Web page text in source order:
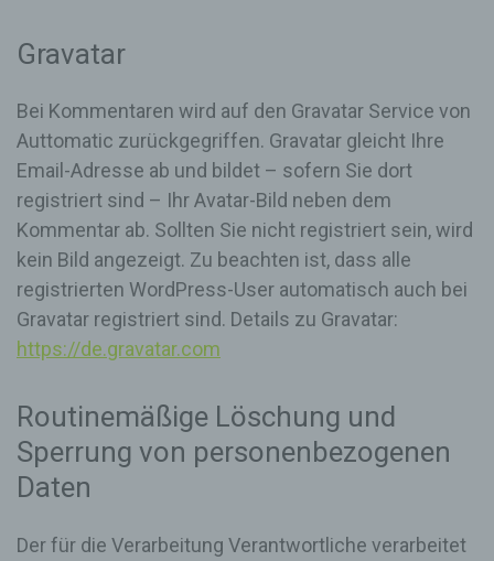
Gravatar
Bei Kommentaren wird auf den Gravatar Service von
Auttomatic zurückgegriffen. Gravatar gleicht Ihre
Email-Adresse ab und bildet – sofern Sie dort
registriert sind – Ihr Avatar-Bild neben dem
Kommentar ab. Sollten Sie nicht registriert sein, wird
kein Bild angezeigt. Zu beachten ist, dass alle
registrierten WordPress-User automatisch auch bei
Gravatar registriert sind. Details zu Gravatar:
https://de.gravatar.com
Routinemäßige Löschung und
Sperrung von personenbezogenen
Daten
Der für die Verarbeitung Verantwortliche verarbeitet
Kommentarfunktion im Blog auf der Internetseite
auf der Internetseite des für die Verarbeitung
Verantwortlichen befindet, die Möglichkeit,
individuelle Kommentare zu einzelnen Blog-
Beiträgen zu hinterlassen. Ein Blog ist ein auf
einer Internetseite geführtes, in der Regel öffentlich
einsehbares Portal, in welchem eine oder mehrere
Personen, die Blogger oder Web-Blogger genannt
werden, Artikel posten oder Gedanken in
sogenannten Blogposts niederschreiben können.
Die Blogposts können in der Regel von Dritten
kommentiert werden.
veröffentlichten Blog, werden neben den von der
betroffenen Person hinterlassenen Kommentaren
auch Angaben zum Zeitpunkt der
Kommentareingabe sowie zu dem von der
Ferner wird die vom Internet-Service-Provider